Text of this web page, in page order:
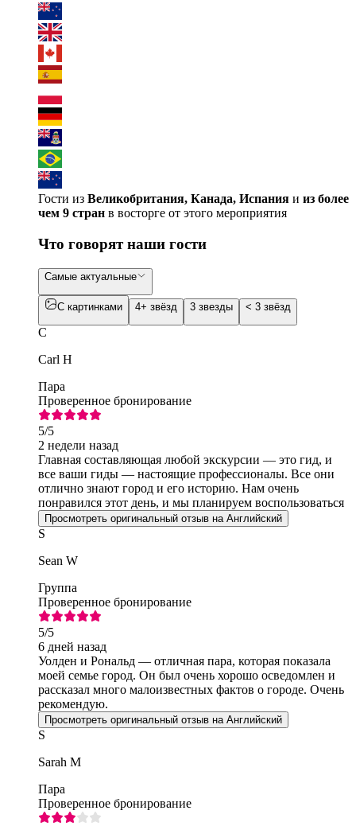
Гости из Великобритания, Канада, Испания и из более
чем 9 стран в восторге от этого мероприятия
Что говорят наши гости
Самые актуальные
С картинками 4+ звёзд 3 звезды < 3 звёзд
C
Carl H
Пара
Проверенное бронирование
5/5
2 недели назад
Главная составляющая любой экскурсии — это гид, и
все ваши гиды — настоящие профессионалы. Все они
отлично знают город и его историю. Нам очень
понравился этот день, и мы планируем воспользоваться
вашими услугами завтра снова.
Просмотреть оригинальный отзыв на Английский
S
Sean W
Группа
Проверенное бронирование
5/5
6 дней назад
Уолден и Рональд — отличная пара, которая показала
моей семье город. Он был очень хорошо осведомлен и
рассказал много малоизвестных фактов о городе. Очень
рекомендую.
Просмотреть оригинальный отзыв на Английский
S
Sarah M
Пара
Проверенное бронирование